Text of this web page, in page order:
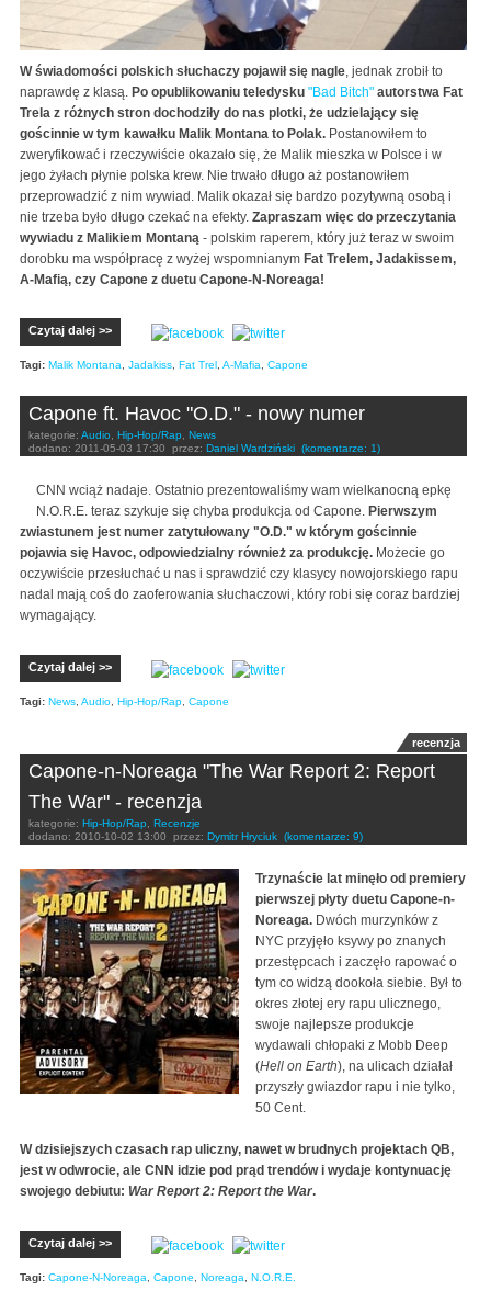
W świadomości polskich słuchaczy pojawił się nagle, jednak zrobił to
naprawdę z klasą. Po opublikowaniu teledysku "Bad Bitch" autorstwa Fat
Trela z różnych stron dochodziły do nas plotki, że udzielający się
gościnnie w tym kawałku Malik Montana to Polak. Postanowiłem to
zweryfikować i rzeczywiście okazało się, że Malik mieszka w Polsce i w
jego żyłach płynie polska krew. Nie trwało długo aż postanowiłem
przeprowadzić z nim wywiad. Malik okazał się bardzo pozytywną osobą i
nie trzeba było długo czekać na efekty. Zapraszam więc do przeczytania
wywiadu z Malikiem Montaną - polskim raperem, który już teraz w swoim
dorobku ma współpracę z wyżej wspomnianym Fat Trelem, Jadakissem,
A-Mafią, czy Capone z duetu Capone-N-Noreaga!
Czytaj dalej >>
Tagi: Malik Montana Jadakiss Fat Trel A-Mafia Capone
Capone ft. Havoc "O.D." - nowy numer
kategorie: Audio Hip-Hop/Rap
News
dodano: 2011-05-03 17:30 przez: Daniel Wardziński (komentarze: 1)
CNN wciąż nadaje. Ostatnio prezentowaliśmy wam wielkanocną epkę
N.O.R.E. teraz szykuje się chyba produkcja od Capone. Pierwszym
zwiastunem jest numer zatytułowany "O.D." w którym gościnnie
pojawia się Havoc, odpowiedzialny również za produkcję. Możecie go
oczywiście przesłuchać u nas i sprawdzić czy klasycy nowojorskiego rapu
nadal mają coś do zaoferowania słuchaczowi, który robi się coraz bardziej
wymagający.
Czytaj dalej >>
Tagi: News Audio Hip-Hop/Rap Capone
recenzja
Capone-n-Noreaga "The War Report 2: Report
The War" - recenzja
kategorie: Hip-Hop/Rap
Recenzje
dodano: 2010-10-02 13:00 przez: Dymitr Hryciuk (komentarze: 9)
Trzynaście lat minęło od premiery
pierwszej płyty duetu Capone-n-
Noreaga. Dwóch murzynków z
NYC przyjęło ksywy po znanych
przestępcach i zaczęło rapować o
tym co widzą dookoła siebie. Był to
okres złotej ery rapu ulicznego,
swoje najlepsze produkcje
wydawali chłopaki z Mobb Deep
(Hell on Earth), na ulicach działał
przyszły gwiazdor rapu i nie tylko,
50 Cent.
W dzisiejszych czasach rap uliczny, nawet w brudnych projektach QB,
jest w odwrocie, ale CNN idzie pod prąd trendów i wydaje kontynuację
swojego debiutu: War Report 2: Report the War.
Czytaj dalej >>
Tagi: Capone-N-Noreaga Capone Noreaga N.O.R.E.